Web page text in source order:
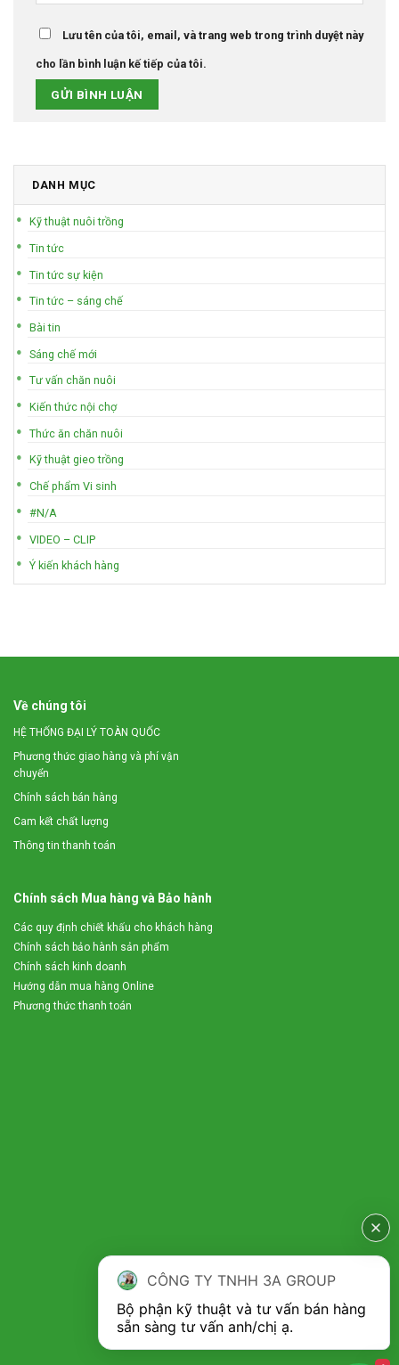
Lưu tên của tôi, email, và trang web trong trình duyệt này
cho lần bình luận kế tiếp của tôi.
DANH MỤC
Kỹ thuật nuôi trồng
Tin tức
Tin tức sự kiện
Tin tức – sáng chế
Bài tin
Sáng chế mới
Tư vấn chăn nuôi
Kiến thức nội chợ
Thức ăn chăn nuôi
Kỹ thuật gieo trồng
Chế phẩm Vi sinh
#N/A
VIDEO – CLIP
Ý kiến khách hàng
Về chúng tôi
HỆ THỐNG ĐẠI LÝ TOÀN QUỐC
Phương thức giao hàng và phí vận
chuyển
Chính sách bán hàng
Cam kết chất lượng
Thông tin thanh toán
Chính sách Mua hàng và Bảo hành
Các quy định chiết khấu cho khách hàng
Chính sách bảo hành sản phẩm
Chính sách kinh doanh
Hướng dẫn mua hàng Online
Phương thức thanh toán
CÔNG TY TNHH 3A GROUP
Bộ phận kỹ thuật và tư vấn bán hàng